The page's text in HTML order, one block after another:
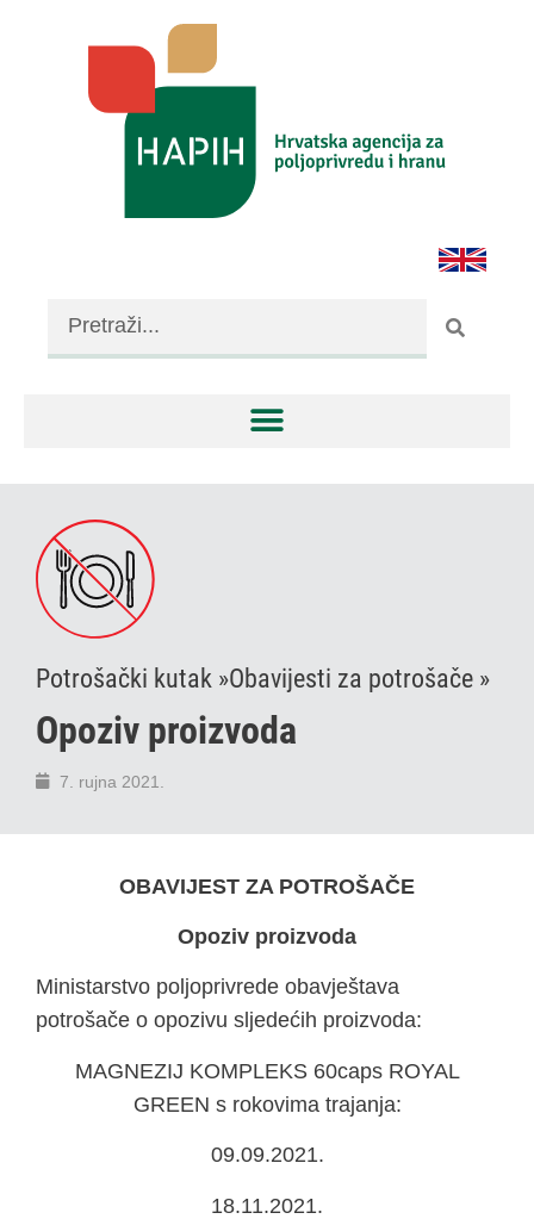
Potrošački kutak »Obavijesti za potrošače »
Opoziv proizvoda
7. rujna 2021.
OBAVIJEST ZA POTROŠAČE
Opoziv proizvoda
Ministarstvo poljoprivrede obavještava
potrošače o opozivu sljedećih proizvoda:
MAGNEZIJ KOMPLEKS 60caps ROYAL
GREEN s rokovima trajanja:
09.09.2021.
18.11.2021.